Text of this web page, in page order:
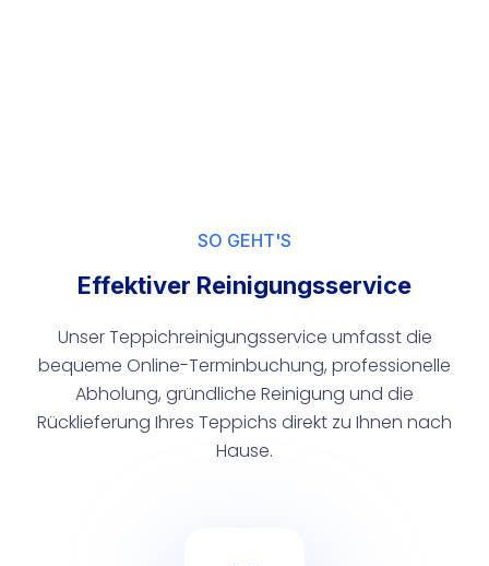
SO GEHT'S
Effektiver Reinigungsservice
Unser Teppichreinigungsservice umfasst die
bequeme Online-Terminbuchung, professionelle
Abholung, gründliche Reinigung und die
Rücklieferung Ihres Teppichs direkt zu Ihnen nach
Hause.